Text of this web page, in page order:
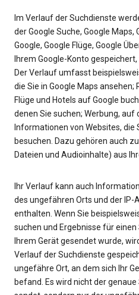
Im Verlauf der Suchdienste
der Google Suche, Google
Google, Google Flüge, Google
Ihrem Google-Konto
Der Verlauf umfasst
die Sie in Google Maps ansehen;
Flüge und Hotels auf Google
denen Sie suchen; Werbung, auf
Informationen von Websites, die
besuchen. Dazu gehören auch
Dateien und Audioinhalte) aus
Ihr Verlauf kann auch
des ungefähren Orts und der IP-
enthalten. Wenn Sie
suchen und Ergebnisse für
Ihrem Gerät gesendet wurde,
Verlauf der Suchdienste
ungefähre Ort, an dem sich Ihr
befand. Es wird nicht der